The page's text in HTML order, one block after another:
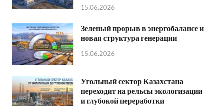
15.06.2026
Зеленый прорыв в энергобалансе и
новая структура генерации
15.06.2026
Угольный сектор Казахстана
переходит на рельсы экологизации
и глубокой переработки